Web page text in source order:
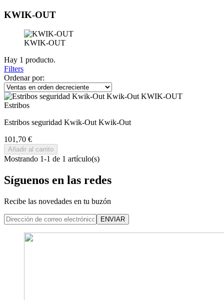
KWIK-OUT
KWIK-OUT
Hay 1 producto.
Filters
Ordenar por:
Estribos
Estribos seguridad Kwik-Out Kwik-Out
101,70 €
Añadir al carrito
Mostrando 1-1 de 1 artículo(s)
Síguenos en las redes
Recibe las novedades en tu buzón
ENVIAR